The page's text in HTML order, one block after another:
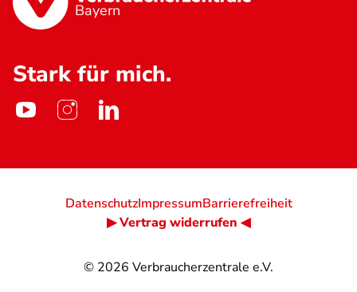
Bayern
Stark für mich.
© 2026 Verbraucherzentrale e.V.
DatenschutzImpressumBarrierefreiheit
▶ Vertrag widerrufen ◀